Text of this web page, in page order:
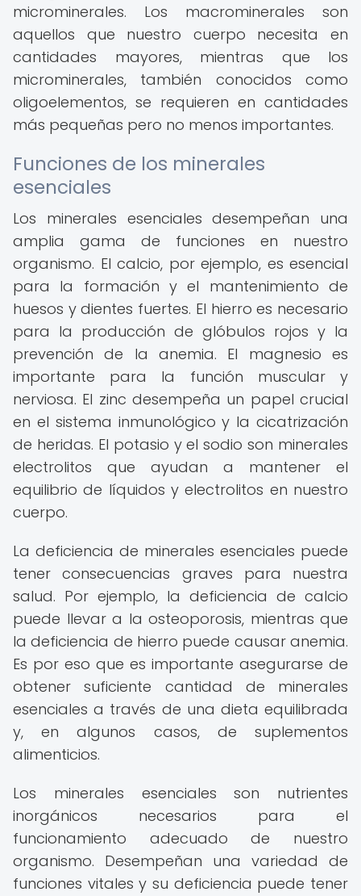
microminerales. Los macrominerales son
aquellos que nuestro cuerpo necesita en
cantidades mayores, mientras que los
microminerales, también conocidos como
oligoelementos, se requieren en cantidades
más pequeñas pero no menos importantes.
Funciones de los minerales
esenciales
Los minerales esenciales desempeñan una
amplia gama de funciones en nuestro
organismo. El calcio, por ejemplo, es esencial
para la formación y el mantenimiento de
huesos y dientes fuertes. El hierro es necesario
para la producción de glóbulos rojos y la
prevención de la anemia. El magnesio es
importante para la función muscular y
nerviosa. El zinc desempeña un papel crucial
en el sistema inmunológico y la cicatrización
de heridas. El potasio y el sodio son minerales
electrolitos que ayudan a mantener el
equilibrio de líquidos y electrolitos en nuestro
cuerpo.
La deficiencia de minerales esenciales puede
tener consecuencias graves para nuestra
salud. Por ejemplo, la deficiencia de calcio
puede llevar a la osteoporosis, mientras que
la deficiencia de hierro puede causar anemia.
Es por eso que es importante asegurarse de
obtener suficiente cantidad de minerales
esenciales a través de una dieta equilibrada
y, en algunos casos, de suplementos
alimenticios.
Los minerales esenciales son nutrientes
inorgánicos necesarios para el
funcionamiento adecuado de nuestro
organismo. Desempeñan una variedad de
funciones vitales y su deficiencia puede tener